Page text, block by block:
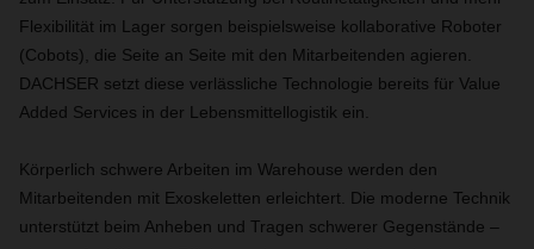
Flexibilität im Lager sorgen beispielsweise kollaborative Roboter
(Cobots), die Seite an Seite mit den Mitarbeitenden agieren.
DACHSER setzt diese verlässliche Technologie bereits für Value
Added Services in der Lebensmittellogistik ein.
Körperlich schwere Arbeiten im Warehouse werden den
Mitarbeitenden mit Exoskeletten erleichtert. Die moderne Technik
unterstützt beim Anheben und Tragen schwerer Gegenstände –